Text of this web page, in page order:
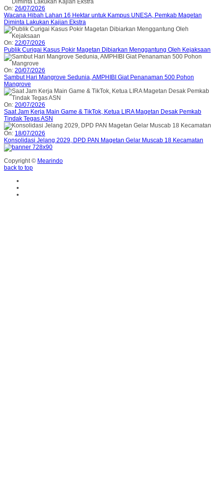
On: 26/07/2026
Wacana Hibah Lahan 16 Hektar untuk Kampus UNESA, Pemkab Magetan
Diminta Lakukan Kajian Ekstra
On: 22/07/2026
Publik Curigai Kasus Pokir Magetan Dibiarkan Menggantung Oleh Kejaksaan
On: 20/07/2026
Sambut Hari Mangrove Sedunia, AMPHIBI Giat Penanaman 500 Pohon
Mangrove
On: 20/07/2026
Saat Jam Kerja Main Game & TikTok, Ketua LIRA Magetan Desak Pemkab
Tindak Tegas ASN
On: 18/07/2026
Konsolidasi Jelang 2029, DPD PAN Magetan Gelar Muscab 18 Kecamatan
Copyright © Mearindo
back to top